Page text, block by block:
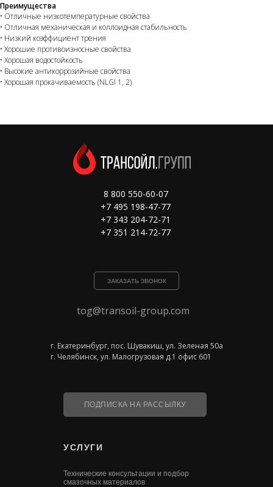
Преимущества
• Отличные низкотемпературные свойства
• Отличная механическая и коллоидная стабильность
• Низкий коэффициент трения
• Хорошие противоизносные свойства
• Хорошая водостойкость
• Высокие антикоррозийные свойства
• Хорошая прокачиваемость (NLGI 1, 2)
УСЛУГИ
Технические консультации и подбор
смазочных материалов
ПОДПИСКА НА РАССЫЛКУ
8 800 550-60-07
+7 495 198-47-77
+7 343 204-72-71
+7 351 214-72-77
ЗАКАЗАТЬ ЗВОНОК
tog@transoil-group.com
г. Екатеринбург, пос. Шувакиш, ул. Зеленая 50а
г. Челябинск, ул. Малогрузовая д.1 офис 601